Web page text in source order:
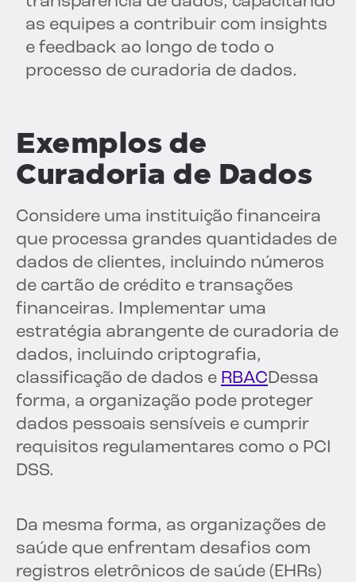
as equipes a contribuir com insights
e feedback ao longo de todo o
processo de curadoria de dados.
Exemplos de
Curadoria de Dados
Considere uma instituição financeira
que processa grandes quantidades de
dados de clientes, incluindo números
de cartão de crédito e transações
financeiras. Implementar uma
estratégia abrangente de curadoria de
dados, incluindo criptografia,
classificação de dados e RBACDessa
forma, a organização pode proteger
dados pessoais sensíveis e cumprir
requisitos regulamentares como o PCI
DSS.
Da mesma forma, as organizações de
saúde que enfrentam desafios com
registros eletrônicos de saúde (EHRs)